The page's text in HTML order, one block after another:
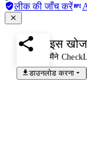
लीक की जाँच करें
इस
मैंने
डाउनलोड करना